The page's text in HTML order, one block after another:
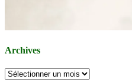
Archives
Archives